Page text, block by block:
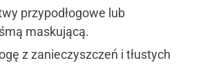
przypodłogowe lub
maskującą.
z zanieczyszczeń i tłustych